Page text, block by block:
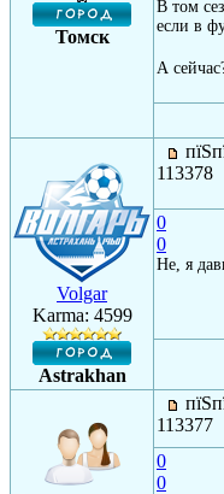
Томск
В том
если в
А
Volgar
Karma: 4599
Astrakhan
113378
0
0
Не, я
113377
0
0